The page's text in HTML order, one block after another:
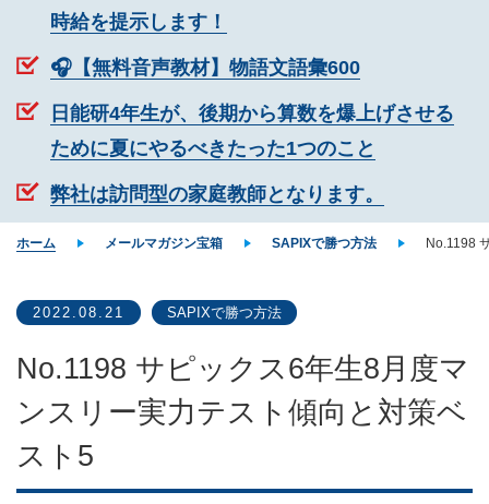
時給を提示します！
🎧【無料音声教材】物語文語彙600
日能研4年生が、後期から算数を爆上げさせる
ために夏にやるべきたった1つのこと
弊社は訪問型の家庭教師となります。
ホーム メールマガジン宝箱 SAPIXで勝つ方法 No.1198
2022.08.21 SAPIXで勝つ方法
No.1198 サピックス6年生8月度マ
ンスリー実力テスト傾向と対策ベ
スト5